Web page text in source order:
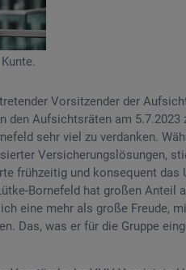
Vorsitzender der
den Aufsichtsräten am
sehr viel zu verdanken.
Versicherungslösungen,
frühzeitig und konsequent
Bornefeld hat großen
eine mehr als große Freude,
Das, was er für die Gruppe